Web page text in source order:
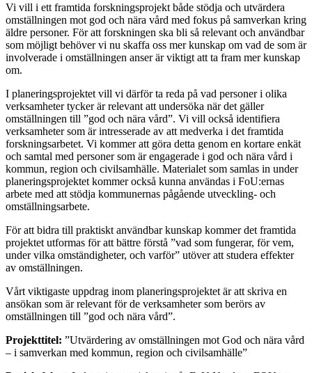
Vi vill i ett framtida forskningsprojekt både stödja och utvärdera
omställningen mot god och nära vård med fokus på samverkan kring
äldre personer. För att forskningen ska bli så relevant och användbar
som möjligt behöver vi nu skaffa oss mer kunskap om vad de som är
involverade i omställningen anser är viktigt att ta fram mer kunskap
om.
I planeringsprojektet vill vi därför ta reda på vad personer i olika
verksamheter tycker är relevant att undersöka när det gäller
omställningen till ”god och nära vård”. Vi vill också identifiera
verksamheter som är intresserade av att medverka i det framtida
forskningsarbetet. Vi kommer att göra detta genom en kortare enkät
och samtal med personer som är engagerade i god och nära vård i
kommun, region och civilsamhälle. Materialet som samlas in under
planeringsprojektet kommer också kunna användas i FoU:ernas
arbete med att stödja kommunernas pågående utveckling- och
omställningsarbete.
För att bidra till praktiskt användbar kunskap kommer det framtida
projektet utformas för att bättre förstå ”vad som fungerar, för vem,
under vilka omständigheter, och varför” utöver att studera effekter
av omställningen.
Vårt viktigaste uppdrag inom planeringsprojektet är att skriva en
ansökan som är relevant för de verksamheter som berörs av
omställningen till ”god och nära vård”.
Projekttitel: ”Utvärdering av omställningen mot God och nära vård
– i samverkan med kommun, region och civilsamhälle”